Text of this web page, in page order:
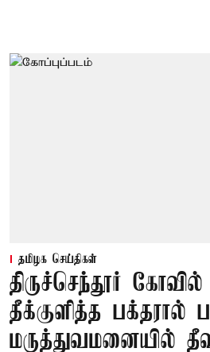
தமிழக செய்திகள்
திருச்செந்தூர்
தீக்குளித்த பக்தரால்
மருத்துவமனையில்